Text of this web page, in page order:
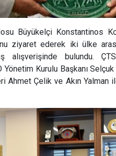
Büyükelçi Konstantinos
ziyaret ederek iki ülke
alışverişinde bulundu.
Kurulu Başkanı Selçuk
Ahmet Çelik ve Akın Yalman